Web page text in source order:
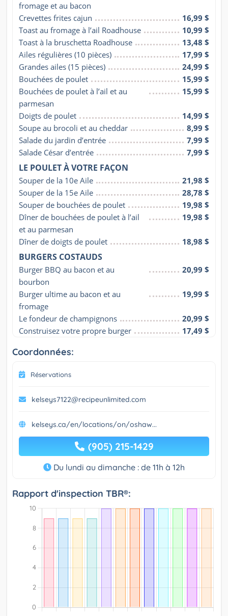
fromage et au bacon
Crevettes frites cajun
16,99 $
Toast au fromage à l’ail Roadhouse
10,99 $
Toast à la bruschetta Roadhouse
13,48 $
Ailes régulières (10 pièces)
17,99 $
Grandes ailes (15 pièces)
24,99 $
Bouchées de poulet
15,99 $
Bouchées de poulet à l’ail et au
parmesan
15,99 $
Doigts de poulet
14,99 $
Soupe au brocoli et au cheddar
8,99 $
Salade du jardin d’entrée
7,99 $
Salade César d’entrée
7,99 $
LE POULET À VOTRE FAÇON
Souper de la 10e Aile
21,98 $
Souper de la 15e Aile
28,78 $
Souper de bouchées de poulet
19,98 $
Dîner de bouchées de poulet à l’ail
et au parmesan
19,98 $
Dîner de doigts de poulet 18,98 $
BURGERS COSTAUDS
Burger BBQ au bacon et au
bourbon
20,99 $
Burger ultime au bacon et au
fromage
19,99 $
Le fondeur de champignons
20,99 $
Construisez votre propre burger
17,49 $
Coordonnées:
Réservations
kelseys7122@recipeunlimited.com
kelseys.ca/en/locations/on/oshaw...
(905) 215-1429
Du lundi au dimanche : de 11h à 12h
Rapport d'inspection TBR®: